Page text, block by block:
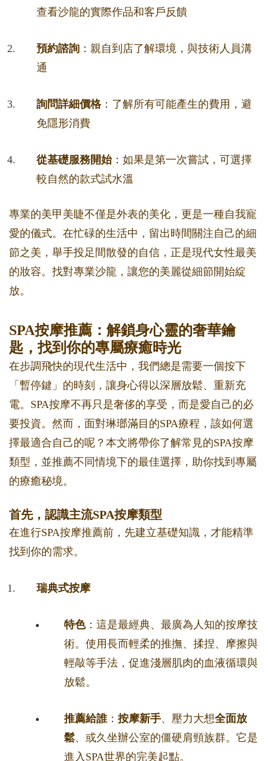
查看沙龍的實際作品和客戶反饋
預約諮詢 ：親自到店了解環境，與技術人員溝
通
詢問詳細價格：了解所有可能產生的費用，避
免隱形消費
從基礎服務開始：如果是第一次嘗試，可選擇
較自然的款式試水溫
專業的美甲美睫不僅是外表的美化，更是一種自我寵
愛的儀式。在忙碌的生活中，留出時間關注自己的細
節之美，舉手投足間散發的自信，正是現代女性最美
的妝容。找對專業沙龍，讓您的美麗從細節開始綻
放。
SPA按摩推薦：解鎖身心靈的奢華鑰
匙，找到你的專屬療癒時光
在步調飛快的現代生活中，我們總是需要一個按下
「暫停鍵」的時刻，讓身心得以深層放鬆、重新充
電。SPA按摩不再只是奢侈的享受，而是愛自己的必
要投資。然而，面對琳瑯滿目的SPA療程，該如何選
擇最適合自己的呢？本文將帶你了解常見的SPA按摩
類型，並推薦不同情境下的最佳選擇，助你找到專屬
的療癒秘境。
首先，認識主流SPA按摩類型
在進行SPA按摩推薦前，先建立基礎知識，才能精準
找到你的需求。
瑞典式按摩
特色：這是最經典、最廣為人知的按摩技
術。使用長而輕柔的推撫、揉捏、摩擦與
輕敲等手法，促進淺層肌肉的血液循環與
放鬆。
推薦給誰： 按摩新手、壓力大想全面放
鬆、或久坐辦公室的僵硬肩頸族群。它是
進入SPA世界的完美起點。